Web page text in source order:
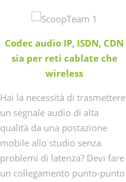
Codec audio IP, ISDN, CDN
sia per reti cablate che
wireless
Hai la necessità di trasmettere
un segnale audio di alta
qualità da una postazione
mobile allo studio senza
problemi di latenza? Devi fare
un collegamento punto-punto